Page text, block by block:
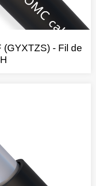
- Fil de